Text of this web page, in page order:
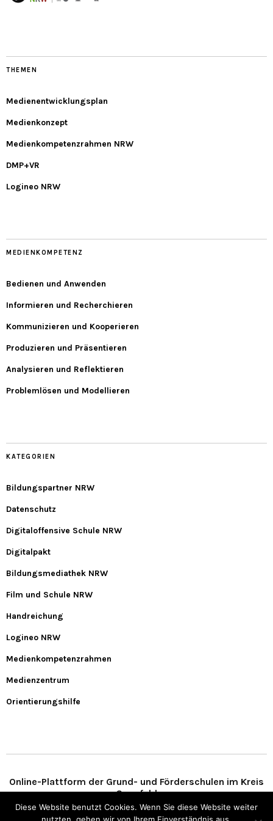
THEMEN
Medienentwicklungsplan
Medienkonzept
Medienkompetenzrahmen NRW
DMP+VR
Logineo NRW
MEDIENKOMPETENZ
Bedienen und Anwenden
Informieren und Recherchieren
Kommunizieren und Kooperieren
Produzieren und Präsentieren
Analysieren und Reflektieren
Problemlösen und Modellieren
KATEGORIEN
Bildungspartner NRW
Datenschutz
Digitaloffensive Schule NRW
Digitalpakt
Bildungsmediathek NRW
Film und Schule NRW
Handreichung
Logineo NRW
Medienkompetenzrahmen
Medienzentrum
Orientierungshilfe
Online-Plattform der Grund- und Förderschulen im Kreis
Coesfeld
Diese Website benutzt Cookies. Wenn Sie diese Website weiter